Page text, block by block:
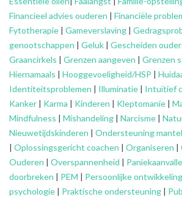
Financieel advies ouderen | Financiële
Fytotherapie | Gameverslaving |
genootschappen | Geluk | Gescheiden
Graancirkels | Grenzen aangeven | Grenzen
Hiernamaals | Hooggevoeligheid/HSP |
Identiteitsproblemen | Illuminatie | Intuïtief
Kanker | Karma | Kinderen | Kleptomanie |
Mindfulness | Mishandeling | Narcisme |
Nieuwetijdskinderen | Ondersteuning
| Oplossingsgericht coachen | Organiseren |
Ouderen | Overspannenheid |
doorbreken | PEM | Persoonlijke ontwikkeling
psychologie | Praktische ondersteuning |